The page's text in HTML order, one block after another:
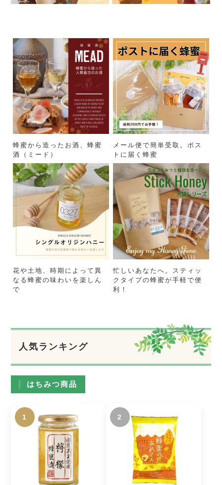
蜂蜜から造ったお酒、蜂蜜
酒（ミード）
メール便で簡単受取。ポス
トに届く蜂蜜
花や土地、時期によって異
なる蜂蜜の味わいを楽しん
で
忙しいあなたへ。スティッ
クタイプの蜂蜜が手軽で便
利！
人気ランキング
はちみつ商品
1 2